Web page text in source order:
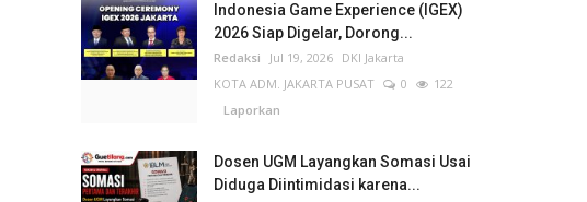
Indonesia Game Experience (IGEX)
2026 Siap Digelar, Dorong...
Redaksi Jul 19, 2026 DKI Jakarta
KOTA ADM. JAKARTA PUSAT
0
122
Laporkan
Dosen UGM Layangkan Somasi Usai
Diduga Diintimidasi karena...